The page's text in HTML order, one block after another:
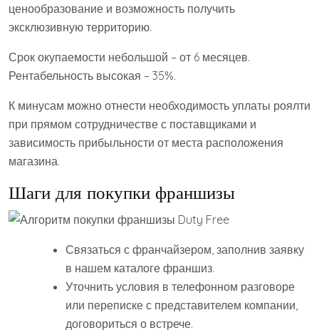
ценообразование и возможность получить
эксклюзивную территорию.
Срок окупаемости небольшой – от 6 месяцев.
Рентабельность высокая – 35%.
К минусам можно отнести необходимость уплаты роялти
при прямом сотрудничестве с поставщиками и
зависимость прибыльности от места расположения
магазина.
Шаги для покупки франшизы
Связаться с франчайзером, заполнив заявку
в нашем каталоге франшиз.
Уточнить условия в телефонном разговоре
или переписке с представителем компании,
договориться о встрече.